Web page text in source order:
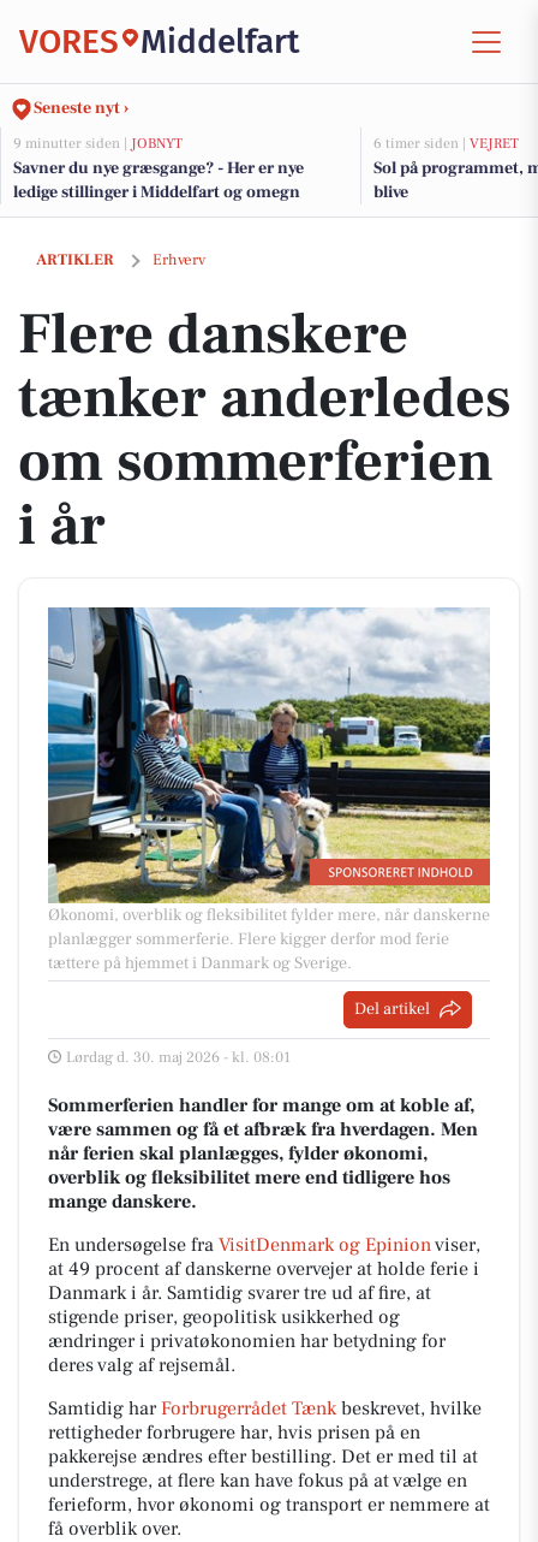
VORES Middelfart
Seneste nyt ›
9 minutter siden | JOBNYT
Savner du nye græsgange? - Her er nye
ledige stillinger i Middelfart og omegn
6 timer siden | VEJRET
Sol på programmet,
blive
ARTIKLER Erhverv
Flere danskere tænker anderledes om sommerferien i år
Flere danskere
tænker anderledes
om sommerferien
i år
Økonomi, overblik og fleksibilitet fylder mere, når danskerne
planlægger sommerferie. Flere kigger derfor mod ferie
tættere på hjemmet i Danmark og Sverige.
Del artikel
Lørdag d. 30. maj 2026 - kl. 08:01
Sommerferien handler for mange om at koble af,
være sammen og få et afbræk fra hverdagen. Men
når ferien skal planlægges, fylder økonomi,
overblik og fleksibilitet mere end tidligere hos
mange danskere.
En undersøgelse fra VisitDenmark og Epinionviser,
at 49 procent af danskerne overvejer at holde ferie i
Danmark i år. Samtidig svarer tre ud af fire, at
stigende priser, geopolitisk usikkerhed og
ændringer i privatøkonomien har betydning for
deres valg af rejsemål.
Samtidig har Forbrugerrådet Tænkbeskrevet, hvilke
rettigheder forbrugere har, hvis prisen på en
pakkerejse ændres efter bestilling. Det er med til at
understrege, at flere kan have fokus på at vælge en
ferieform, hvor økonomi og transport er nemmere at
få overblik over.